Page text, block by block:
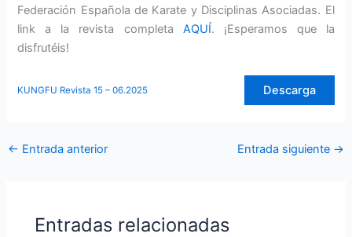
Federación Española de Karate y Disciplinas Asociadas. El
link a la revista completa AQUÍ. ¡Esperamos que la
disfrutéis!
KUNGFU Revista 15 – 06.2025 Descarga
← Entrada anterior Entrada siguiente →
Entradas relacionadas